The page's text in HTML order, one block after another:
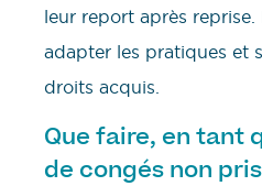
leur report après
adapter les pratiques et
droits acquis.
Que faire, en tant
de congés non pris